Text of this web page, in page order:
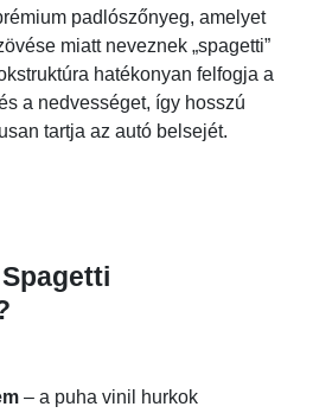
padlószőnyeg, amelyet
miatt neveznek „spagetti”
hatékonyan felfogja a
a nedvességet, így hosszú
tartja az autó belsejét.
– a puha vinil hurkok